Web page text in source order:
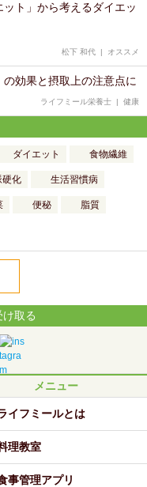
ット」から考えるダイエッ
松下 和代 | オススメ
効果と摂取上の注意点に
ライフミール栄養士 | 健康
ダイエット 食物繊維
硬化 生活習慣病
便秘 脂質
取る
メニュー
イフミールとは
理教室
事管理アプリ